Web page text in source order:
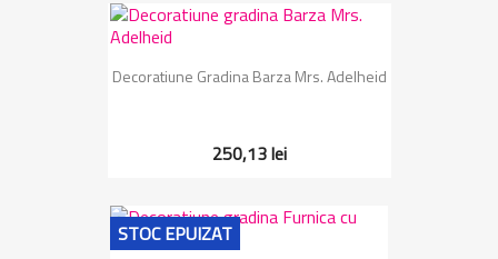
Decoratiune Gradina Barza Mrs. Adelheid
250,13 lei
STOC EPUIZAT